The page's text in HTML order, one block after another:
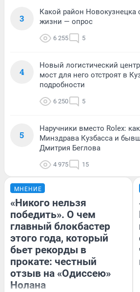
3
Какой район
жизни — опрос
6 255 5
4
Новый логистический
мост для него отстроят в
подробности
6 250 5
5
Наручники вместо Rolex:
Минздрава Кузбасса и
Дмитрия Беглова
4 975 15
МНЕНИЕ
«Никого нельзя
победить». О чем
главный блокбастер
этого года, который
бьет рекорды в
прокате: честный
отзыв на «Одиссею»
Нолана